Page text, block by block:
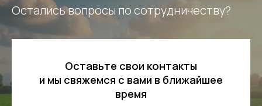
Остались вопросы по сотрудничеству?
Оставьте свои контакты
и мы свяжемся с вами в ближайшее
время